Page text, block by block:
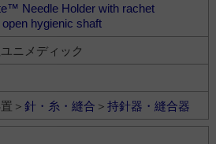
Needle Holder with rachet
hygienic shaft
ニメディック
＞ 針・糸・縫合 ＞ 持針器・縫合器